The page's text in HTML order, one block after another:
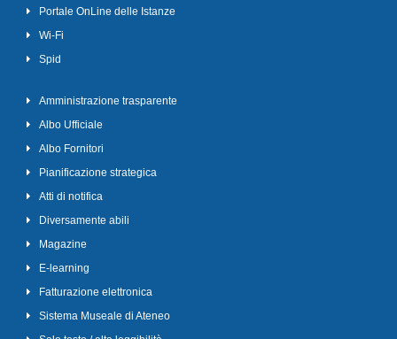
Portale OnLine delle Istanze
Wi-Fi
Spid
Amministrazione trasparente
Albo Ufficiale
Albo Fornitori
Pianificazione strategica
Atti di notifica
Diversamente abili
Magazine
E-learning
Fatturazione elettronica
Sistema Museale di Ateneo